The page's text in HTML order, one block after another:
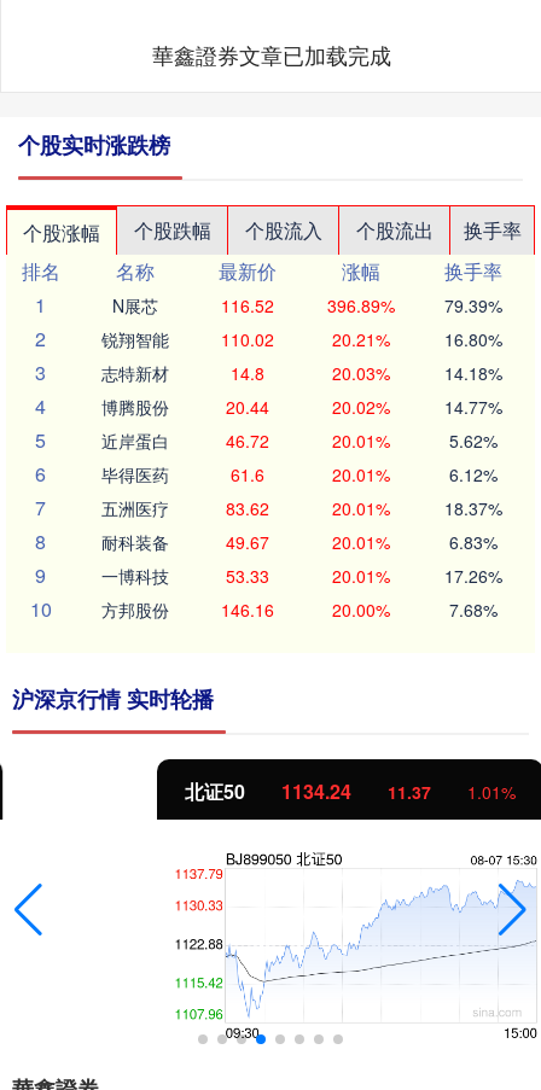
華鑫證券文章已加载完成
个股实时涨跌榜
个股涨幅 个股跌幅 个股流入 个股流出
换手率
排名
名称 最新价 涨幅
换手率
1
N展芯 116.52 396.89% 79.39%
2 锐翔智能 110.02 20.21% 16.80%
3 志特新材 14.8 20.03% 14.18%
4 博腾股份 20.44 20.02% 14.77%
5 近岸蛋白 46.72 20.01% 5.62%
6 毕得医药 61.6 20.01% 6.12%
7 五洲医疗 83.62 20.01% 18.37%
8 耐科装备 49.67 20.01% 6.83%
9 一博科技 53.33 20.01% 17.26%
10 方邦股份 146.16 20.00% 7.68%
沪深京行情 实时轮播
1134.24 11.37 1.01%